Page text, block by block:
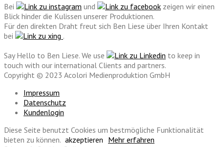
Bei und
zeigen wir einen
Blick hinder die Kulissen unserer Produktionen.
Für den direkten Draht freut sich Ben Liese über Ihren Kontakt
bei
.
Say Hello to Ben Liese. We use
to keep in
touch with our international Clients and partners.
Copyright © 2023 Acolori Medienproduktion GmbH
Impressum
Datenschutz
Kundenlogin
Diese Seite benutzt Cookies um bestmögliche Funktionalität
bieten zu können. akzeptieren Mehr erfahren